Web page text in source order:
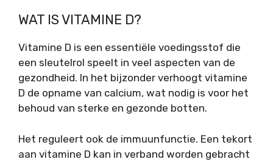
WAT IS VITAMINE D?
Vitamine D is een essentiële voedingsstof die
een sleutelrol speelt in veel aspecten van de
gezondheid. In het bijzonder verhoogt vitamine
D de opname van calcium, wat nodig is voor het
behoud van sterke en gezonde botten.
Het reguleert ook de immuunfunctie. Een tekort
aan vitamine D kan in verband worden gebracht